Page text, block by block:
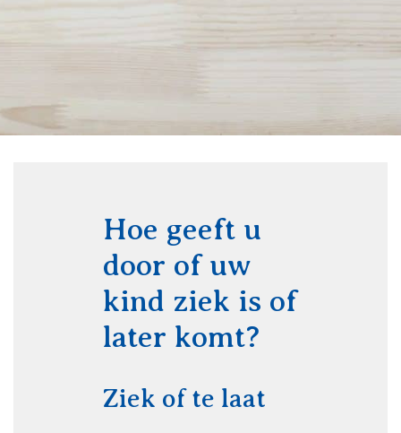
Hoe geeft u
door of uw
kind ziek is of
later komt?
Ziek of te laat